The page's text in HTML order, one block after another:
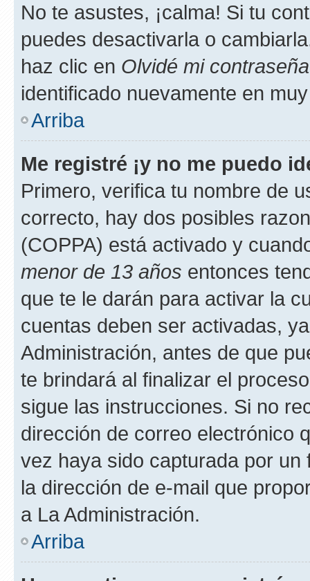
No te asustes, ¡calma! Si tu
puedes desactivarla o
haz clic en Olvidé mi contraseña
identificado nuevamente en
Arriba
Me registré ¡y no me puedo
Primero, verifica tu nombre de
correcto, hay dos posibles
(COPPA) está activado y
menor de 13 años entonces
que te le darán para activar la
cuentas deben ser activadas,
Administración, antes de que
te brindará al finalizar el
sigue las instrucciones. Si no
dirección de correo electrónico
vez haya sido capturada por
la dirección de e-mail que
a La Administración.
Arriba